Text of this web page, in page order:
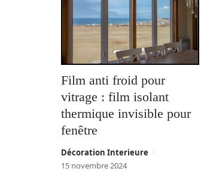
Film anti froid pour
vitrage : film isolant
thermique invisible pour
fenêtre
Décoration Interieure
15 novembre 2024